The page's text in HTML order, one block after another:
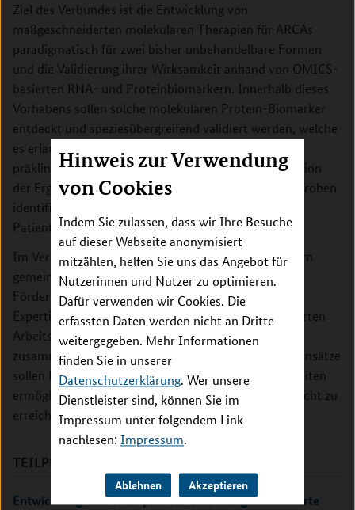
Hinweis zur Verwendung
von Cookies
Indem Sie zulassen, dass wir Ihre Besuche
auf dieser Webseite anonymisiert
mitzählen, helfen Sie uns das Angebot für
Nutzerinnen und Nutzer zu optimieren.
Dafür verwenden wir Cookies. Die
erfassten Daten werden nicht an Dritte
weitergegeben. Mehr Informationen
finden Sie in unserer
Datenschutzerklärung. Wer unsere
Dienstleister sind, können Sie im
Impressum unter folgendem Link
nachlesen: Impressum.
Ablehnen Akzeptieren
Ziel des Verbundes ist die Entwicklung von
maßgeschneiderten molekularen Therapien für ARCAs
paradigmatisch für zwei bisher unbehandelbare Formen
und die Validierung ihrer Wirksamkeit anhand von OMICS-
basierten RNA- und Proteinbiomarkern. Innerhalb dieses
Vorhabens sollen solche molekularen Protein-Biomarker
entdeckt und speziesübergreifend validiert werden, welche
es erlauben, die Wirksamkeit neuer Therapien im
präklinischen Setting zu überprüfen. Um die Translation
der Ergebnisse zu beschleunigen, sollen die in Mausproben
identifizierten Biomarker-Kandidaten direkt auf
Patientenproben übertragen werden.
Im Verbund forschen Arbeitsgruppen aus vier Ländern
gemeinsam an der Lösung dieser Fragen. Mit der
Fördermaßnahme wird das Ziel verfolgt, ergänzende
Expertisen und Ressourcen von einschlägig qualifizierten
Arbeitsgruppen aus den teilnehmenden Ländern
zusammenzuführen. Durch kooperative Forschungsansätze
sollen Fortschritte bei der Therapie seltener Krankheiten
ermöglicht werden, die allein auf nationaler Ebene nicht zu
erreichen wären.
TEILPROJEKTE
Entwicklung von Therapien für eine maßgeschneiderte